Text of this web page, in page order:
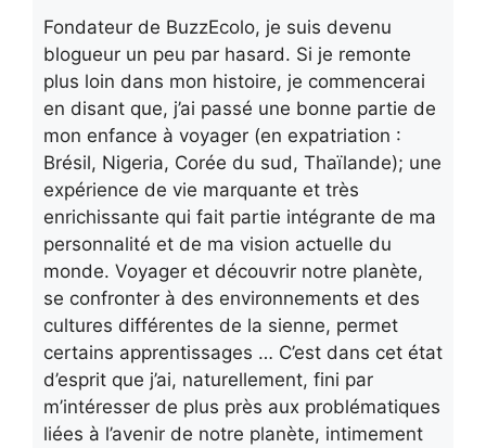
Fondateur de BuzzEcolo, je suis devenu
blogueur un peu par hasard. Si je remonte
plus loin dans mon histoire, je commencerai
en disant que, j’ai passé une bonne partie de
mon enfance à voyager (en expatriation :
Brésil, Nigeria, Corée du sud, Thaïlande); une
expérience de vie marquante et très
enrichissante qui fait partie intégrante de ma
personnalité et de ma vision actuelle du
monde. Voyager et découvrir notre planète,
se confronter à des environnements et des
cultures différentes de la sienne, permet
certains apprentissages … C’est dans cet état
d’esprit que j’ai, naturellement, fini par
m’intéresser de plus près aux problématiques
liées à l’avenir de notre planète, intimement